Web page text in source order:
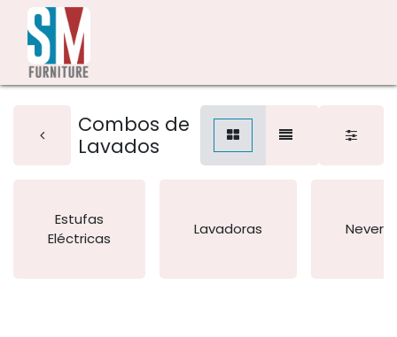
Combos de
Lavados
Estufas
Eléctricas
Lavadoras